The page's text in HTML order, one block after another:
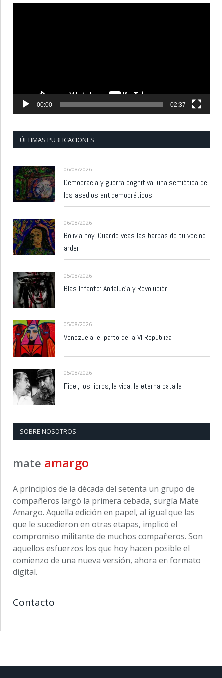
00:00 02:37
ÚLTIMAS PUBLICACIONES
06/08/2026
Democracia y guerra cognitiva: una semiótica de
los asedios antidemocráticos
06/08/2026
Bolivia hoy: Cuando veas las barbas de tu vecino
arder…
05/08/2026
Blas Infante: Andalucía y Revolución.
05/08/2026
Venezuela: el parto de la VI República
05/08/2026
Fidel, los libros, la vida, la eterna batalla
SOBRE NOSOTROS
mate amargo
A principios de la década del setenta un grupo de
compañeros largó la primera cebada, surgía Mate
Amargo. Aquella edición en papel, al igual que las
que le sucedieron en otras etapas, implicó el
compromiso militante de muchos compañeros. Son
aquellos esfuerzos los que hoy hacen posible el
comienzo de una nueva versión, ahora en formato
digital.
Contacto